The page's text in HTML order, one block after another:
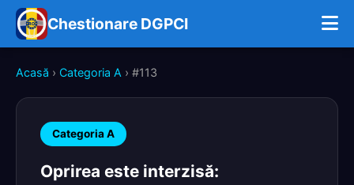
Chestionare DGPCI
Acasă › Categoria A › #113
Categoria A
Oprirea este interzisă: